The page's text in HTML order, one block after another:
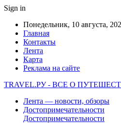
Sign in
Понедельник, 10 августа,
Главная
Контакты
Лента
Карта
Реклама на сайте
TRAVEL.РУ - ВСЕ О
Лента — новости, обзоры
Достопримечательности
Достопримечательности